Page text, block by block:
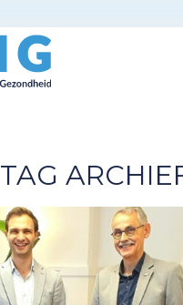
TAG